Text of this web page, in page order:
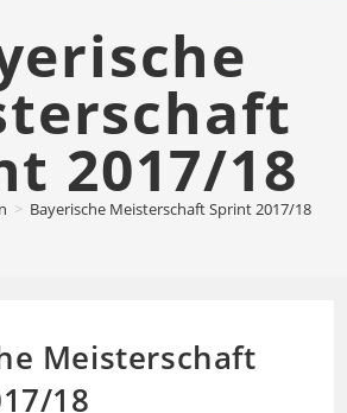
2017/18
> Bayerische Meisterschaft Sprint 2017/18
Meisterschaft
18